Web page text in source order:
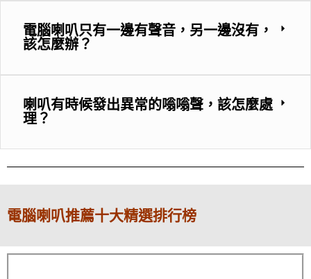
電腦喇叭只有一邊有聲音，另一邊沒有，
該怎麼辦？
喇叭有時候發出異常的嗡嗡聲，該怎麼處
理？
電腦喇叭推薦十大精選排行榜